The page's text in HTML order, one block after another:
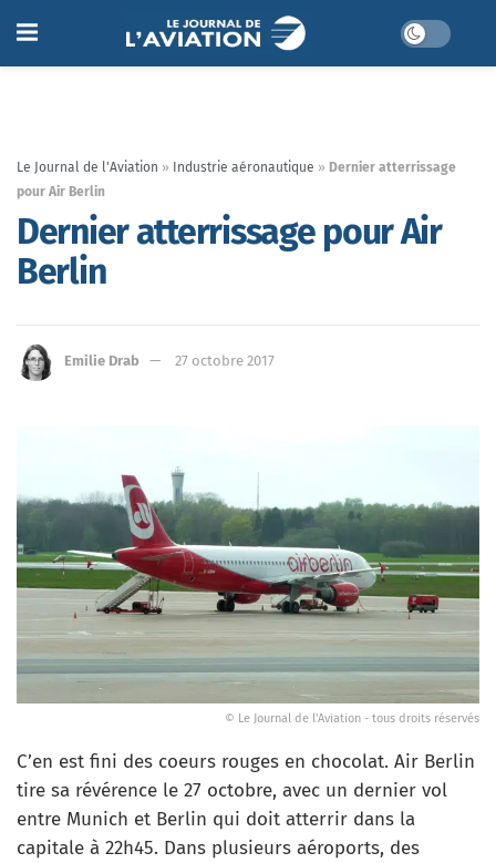
Le Journal de l'Aviation » Industrie aéronautique » Dernier atterrissage
pour Air Berlin
Dernier atterrissage pour Air
Berlin
Emilie Drab 27 octobre 2017
© Le Journal de l'Aviation - tous droits réservés
C’en est fini des coeurs rouges en chocolat. Air Berlin
tire sa révérence le 27 octobre, avec un dernier vol
entre Munich et Berlin qui doit atterrir dans la
capitale à 22h45. Dans plusieurs aéroports, des